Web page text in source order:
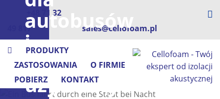
+48 71 32
49 817
sales@cellofoam.pl
PRODUKTY
ZASTOSOWANIA
O FIRMIE
POBIERZ
KONTAKT
autobusów
i
pojazdów
użytkowych